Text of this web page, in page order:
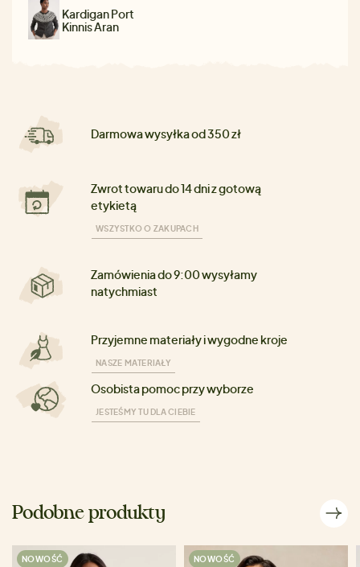
Kardigan Port
Kinnis Aran
Darmowa wysyłka od 350 zł
Zwrot towaru do 14 dni z gotową
etykietą
WSZYSTKO O ZAKUPACH
Zamówienia do 9:00 wysyłamy
natychmiast
Przyjemne materiały i wygodne kroje
NASZE MATERIAŁY
Osobista pomoc przy wyborze
JESTEŚMY TU DLA CIEBIE
Podobne produkty
NOWOŚĆ NOWOŚĆ